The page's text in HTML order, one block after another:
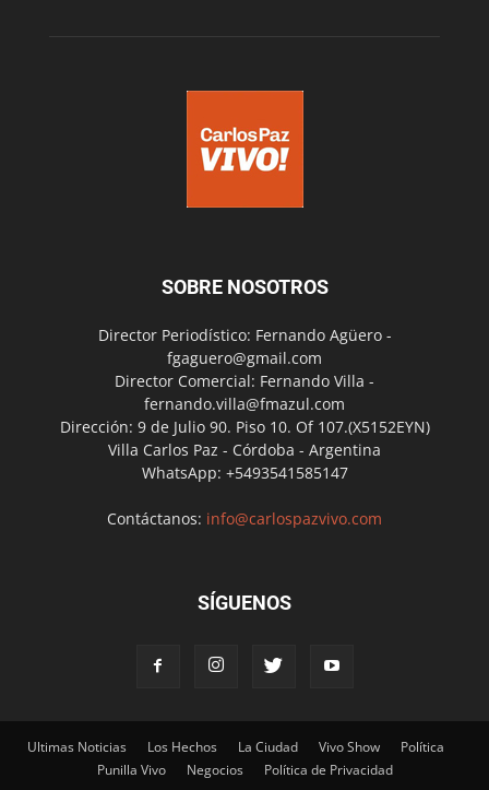
SOBRE NOSOTROS
Director Periodístico: Fernando Agüero -
fgaguero@gmail.com
Director Comercial: Fernando Villa -
fernando.villa@fmazul.com
Dirección: 9 de Julio 90. Piso 10. Of 107.(X5152EYN)
Villa Carlos Paz - Córdoba - Argentina
WhatsApp: +5493541585147
Contáctanos: info@carlospazvivo.com
SÍGUENOS
Ultimas Noticias Los Hechos La Ciudad Vivo Show
Política
Punilla Vivo
Negocios Política de Privacidad